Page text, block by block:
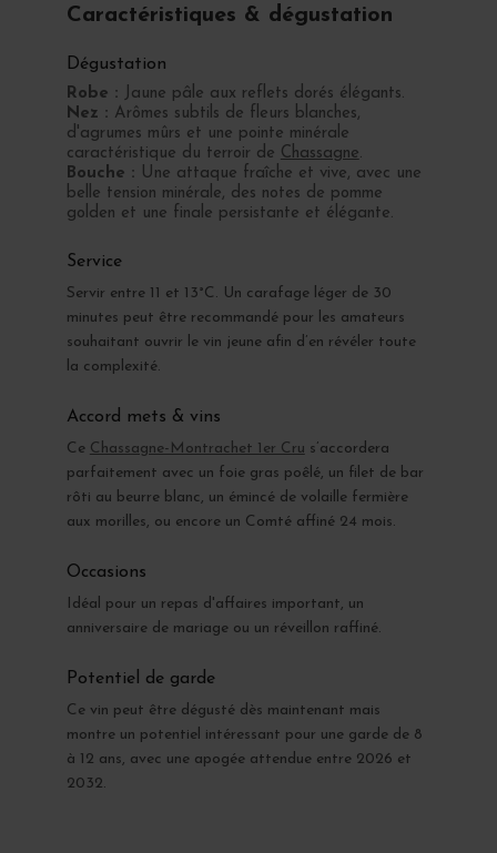
Caractéristiques & dégustation
Dégustation
Robe : Jaune pâle aux reflets dorés élégants.
Nez : Arômes subtils de fleurs blanches,
d'agrumes mûrs et une pointe minérale
caractéristique du terroir de Chassagne.
Bouche : Une attaque fraîche et vive, avec une
belle tension minérale, des notes de pomme
golden et une finale persistante et élégante.
Service
Servir entre 11 et 13°C. Un carafage léger de 30
minutes peut être recommandé pour les amateurs
souhaitant ouvrir le vin jeune afin d’en révéler toute
la complexité.
Accord mets & vins
Ce Chassagne-Montrachet 1er Cru s’accordera
parfaitement avec un foie gras poêlé, un filet de bar
rôti au beurre blanc, un émincé de volaille fermière
aux morilles, ou encore un Comté affiné 24 mois.
Occasions
Idéal pour un repas d'affaires important, un
anniversaire de mariage ou un réveillon raffiné.
Potentiel de garde
Ce vin peut être dégusté dès maintenant mais
montre un potentiel intéressant pour une garde de 8
à 12 ans, avec une apogée attendue entre 2026 et
2032.